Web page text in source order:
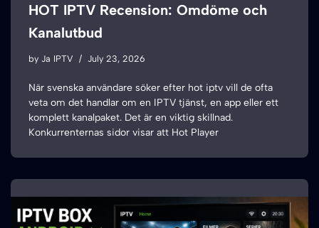
HOT IPTV Recension: Omdöme och
Kanalutbud
by Ja IPTV July 23, 2026
När svenska användare söker efter hot iptv vill de ofta
veta om det handlar om en IPTV tjänst, en app eller ett
komplett kanalpaket. Det är en viktig skillnad.
Konkurrenternas sidor visar att Hot Player